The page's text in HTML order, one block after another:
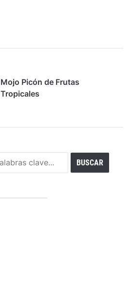
Mojo Picón de Frutas
Tropicales